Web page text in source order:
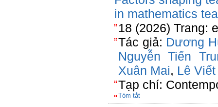
in mathematics
18 (2026) Trang:
Tác giả: Dương
Nguyễn Tiến
Xuân Mai, Lê
Tạp chí:
Tóm tắt